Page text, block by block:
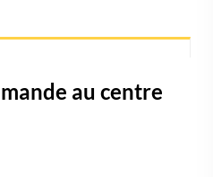
au centre